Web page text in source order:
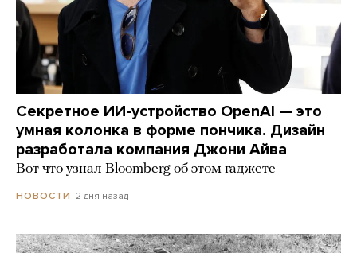
Секретное ИИ-устройство OpenAI — это
умная колонка в форме пончика. Дизайн
разработала компания Джони Айва
Вот что узнал Bloomberg об этом гаджете
НОВОСТИ 2 дня назад